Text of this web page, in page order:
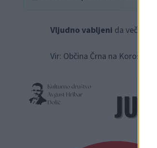
Vljudno vabljeni da večer
Vir: Občina Črna na Koroškem